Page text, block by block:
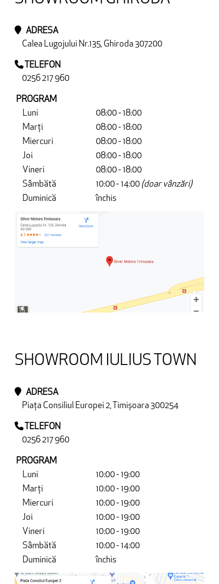
ADRESA
Calea Lugojului Nr.135, Ghiroda 307200
TELEFON
0256 217 960
PROGRAM
Luni
08:00 - 18:00
Marți
08:00 - 18:00
Miercuri
08:00 - 18:00
Joi
08:00 - 18:00
Vineri
08:00 - 18:00
Sâmbătă
10:00 - 14:00 (doar vânzări)
Duminică
închis
SHOWROOM IULIUS TOWN
ADRESA
Piața Consiliul Europei 2, Timișoara 300254
TELEFON
0256 217 960
PROGRAM
Luni
10:00 - 19:00
Marți
10:00 - 19:00
Miercuri
10:00 - 19:00
Joi
10:00 - 19:00
Vineri
10:00 - 19:00
Sâmbătă
10:00 - 14:00
Duminică
închis